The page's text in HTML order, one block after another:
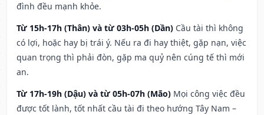
đình đều mạnh khỏe.
Từ 15h-17h (Thân) và từ 03h-05h (Dần) Cầu tài thì không
có lợi, hoặc hay bị trái ý. Nếu ra đi hay thiệt, gặp nạn, việc
quan trọng thì phải đòn, gặp ma quỷ nên cúng tế thì mới
an.
Từ 17h-19h (Dậu) và từ 05h-07h (Mão) Mọi công việc đều
được tốt lành, tốt nhất cầu tài đi theo hướng Tây Nam –